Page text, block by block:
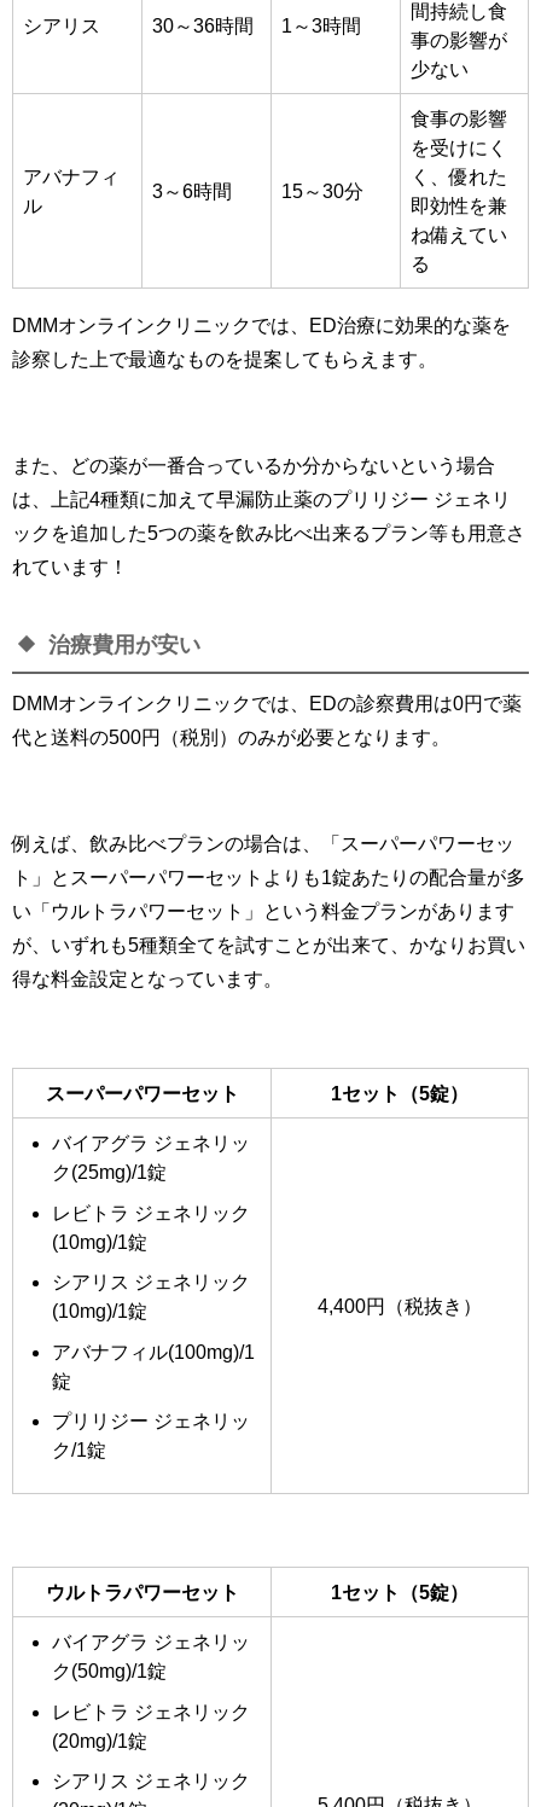
シアリス 30～36時間 1～3時間
間持続し食
事の影響が
少ない
アバナフィ
ル
3～6時間 15～30分
食事の影響
を受けにく
く、優れた
即効性を兼
ね備えてい
る
DMMオンラインクリニックでは、ED治療に効果的な薬を
診察した上で最適なものを提案してもらえます。
また、どの薬が一番合っているか分からないという場合
は、上記4種類に加えて早漏防止薬のプリリジー ジェネリ
ックを追加した5つの薬を飲み比べ出来るプラン等も用意さ
れています！
治療費用が安い
DMMオンラインクリニックでは、EDの診察費用は0円で薬
代と送料の500円（税別）のみが必要となります。
例えば、飲み比べプランの場合は、「スーパーパワーセッ
ト」とスーパーパワーセットよりも1錠あたりの配合量が多
い「ウルトラパワーセット」という料金プランがあります
が、いずれも5種類全てを試すことが出来て、かなりお買い
得な料金設定となっています。
スーパーパワーセット 1セット（5錠）
バイアグラ ジェネリッ
ク(25mg)/1錠
レビトラ ジェネリック
(10mg)/1錠
シアリス ジェネリック
(10mg)/1錠
アバナフィル(100mg)/1
錠
プリリジー ジェネリッ
ク/1錠
4,400円（税抜き）
ウルトラパワーセット 1セット（5錠）
バイアグラ ジェネリッ
ク(50mg)/1錠
レビトラ ジェネリック
(20mg)/1錠
シアリス ジェネリック